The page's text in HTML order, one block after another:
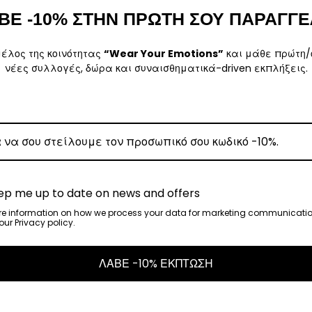
μετά την αγορά σας. M: (+30)6984526595| Email:
των 80€.
εξόδων αποστολής στα€3.
ημέρες.
όλη την Ελλάδα με extra χρέωση €2.
-10% ΣΤΗΝ ΠΡΩΤΗ ΣΟΥ
της κοινότητας “Wear Your Emotions” και μάθε πρώτη/
νέες συλλογές, δώρα και συναισθηματικά-driven εκπλήξεις.
me up to date on news and offers
information on how we process your data for marketing
Privacy policy.
ΛΑΒΕ -10% ΕΚΠΤΩΣΗ